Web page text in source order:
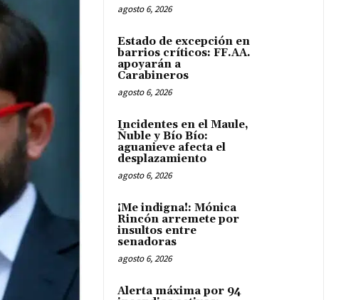
agosto 6, 2026
Estado de excepción en
barrios críticos: FF.AA.
apoyarán a
Carabineros
agosto 6, 2026
Incidentes en el Maule,
Ñuble y Bío Bío:
aguanieve afecta el
desplazamiento
agosto 6, 2026
¡Me indigna!: Mónica
Rincón arremete por
insultos entre
senadoras
agosto 6, 2026
Alerta máxima por 94